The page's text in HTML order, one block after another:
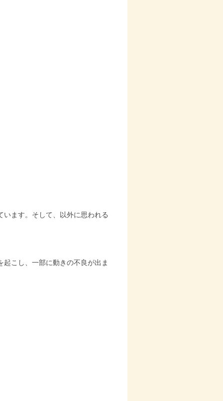
ます。そして、以外に思われる
こし、一部に動きの不良が出ま